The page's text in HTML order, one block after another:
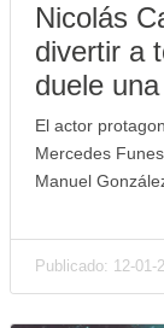
Nicolás
divertir a
duele
El actor
Mercedes
Manuel
Publicado: 12-01-